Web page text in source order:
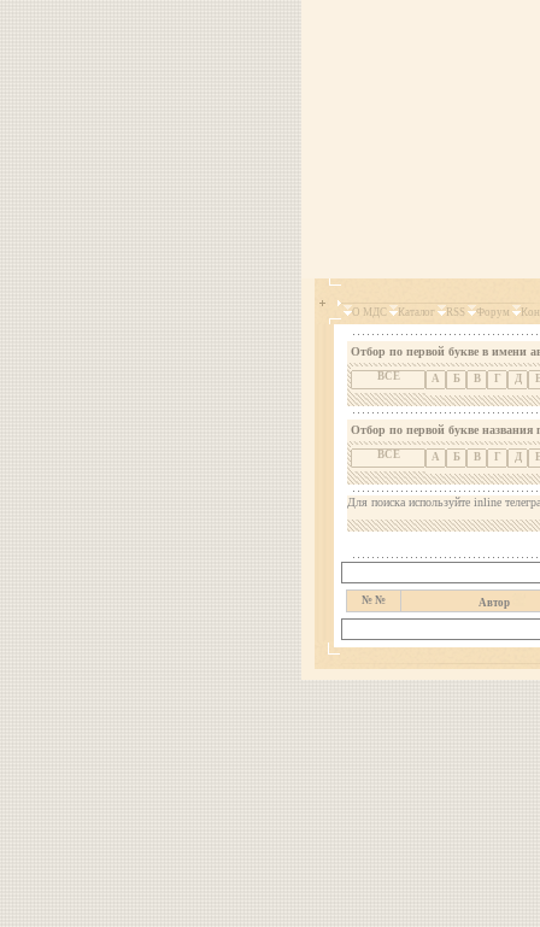
О МДС Каталог RSS Форум
Отбор по первой букве в имени
ВСЕ А Б В Г Д
Отбор по первой букве названия
ВСЕ А Б В Г Д
Для поиска используйте inline
№ № Автор